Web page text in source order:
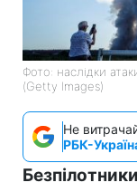
Фото: наслідки
(Getty Images)
Не
РБК-